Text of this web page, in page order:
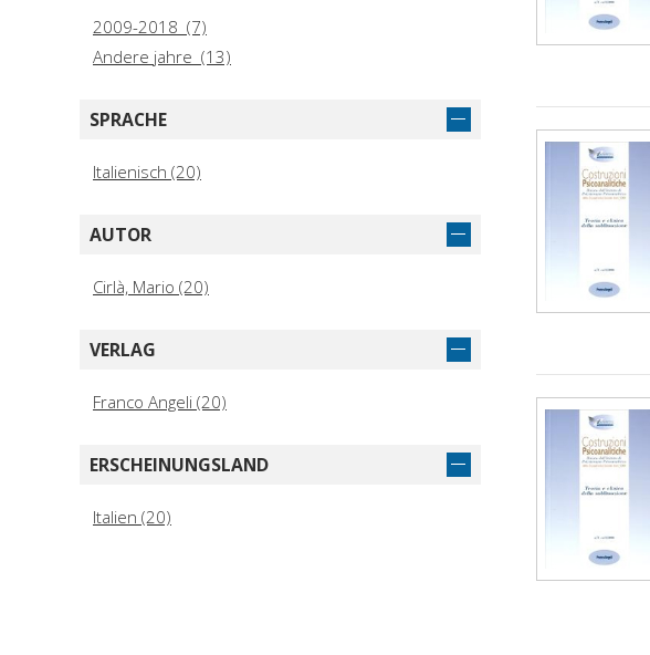
2009-2018 (7)
Andere jahre (13)
SPRACHE
Italienisch (20)
AUTOR
Cirlà, Mario (20)
VERLAG
Franco Angeli (20)
ERSCHEINUNGSLAND
Italien (20)